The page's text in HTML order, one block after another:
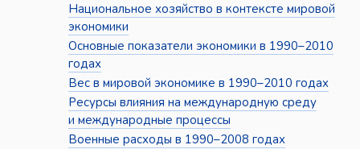
Национальное хозяйство в контексте мировой
экономики
Основные показатели экономики в 1990–2010
годах
Вес в мировой экономике в 1990–2010 годах
Ресурсы влияния на международную среду
и международные процессы
Военные расходы в 1990–2008 годах